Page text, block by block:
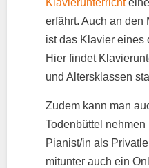
Klavierunterrichteine
erfährt. Auch an den
ist das Klavier eines
Hier findet
und Altersklassen
Zudem kann man
Todenbüttel
Pianist/in als
mitunter auch ein